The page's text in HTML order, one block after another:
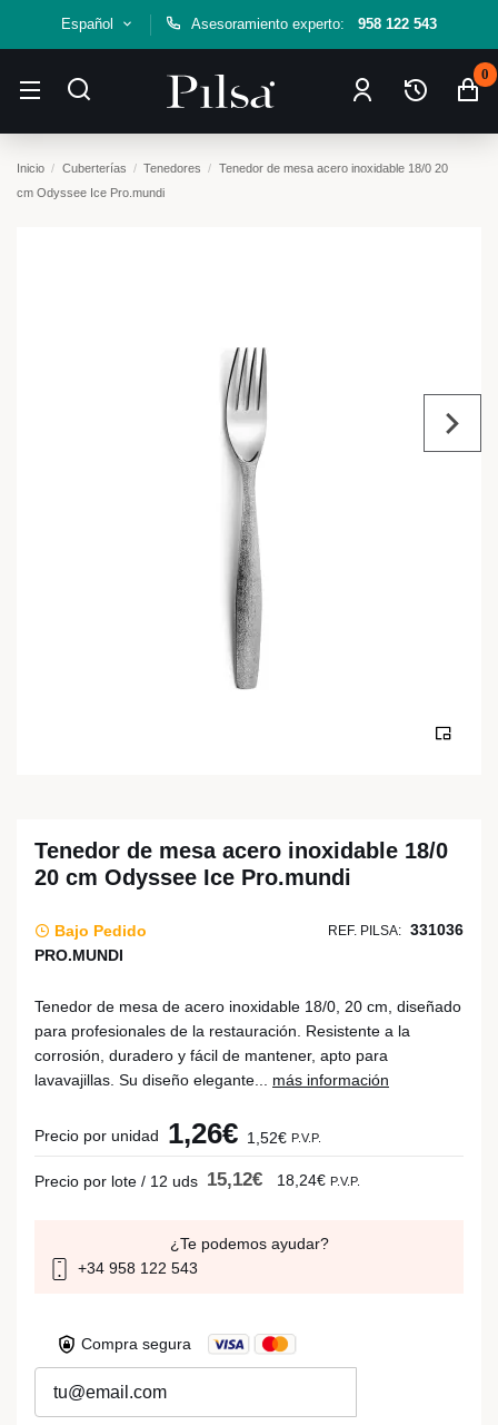
Español Asesoramiento experto: 958 122 543
0
Inicio Cuberterías Tenedores
Tenedor de mesa acero inoxidable 18/0 20
cm Odyssee Ice Pro.mundi
Tenedor de mesa acero inoxidable 18/0
20 cm Odyssee Ice Pro.mundi
Bajo Pedido REF. PILSA: 331036
PRO.MUNDI
Tenedor de mesa de acero inoxidable 18/0, 20 cm, diseñado
para profesionales de la restauración. Resistente a la
corrosión, duradero y fácil de mantener, apto para
lavavajillas. Su diseño elegante... más información
Precio por unidad 1,26€ 1,52€ P.V.P.
Precio por lote / 12 uds 15,12€ 18,24€ P.V.P.
¿Te podemos ayudar?
+34 958 122 543
Compra segura